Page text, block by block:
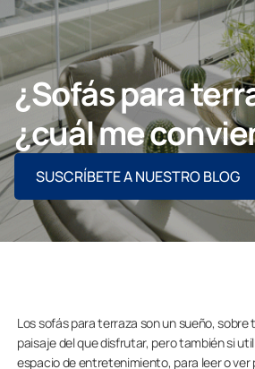
Profesionales
Grupo Lumon
Contacto
PIDE ASESORAMIENTO AQUÍ
¿Sofás para
¿cuál me
SUSCRÍBETE A NUESTRO BLOG
Los sofás para terraza son un sueño,
paisaje del que disfrutar, pero también si
espacio de entretenimiento, para leer o ver